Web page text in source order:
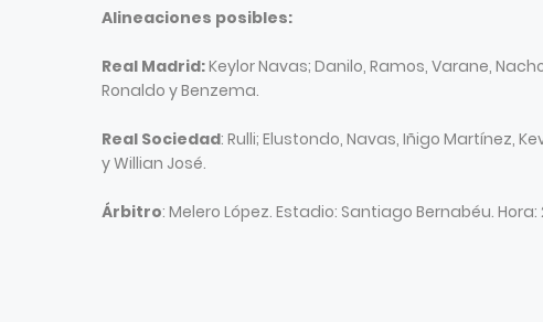
Alineaciones posibles:
Real Madrid:Keylor Navas; Danilo, Ramos, Varane,
Ronaldo y Benzema.
Real Sociedad: Rulli; Elustondo, Navas, Iñigo Martínez,
y Willian José.
Árbitro: Melero López. Estadio: Santiago Bernabéu. Hora: